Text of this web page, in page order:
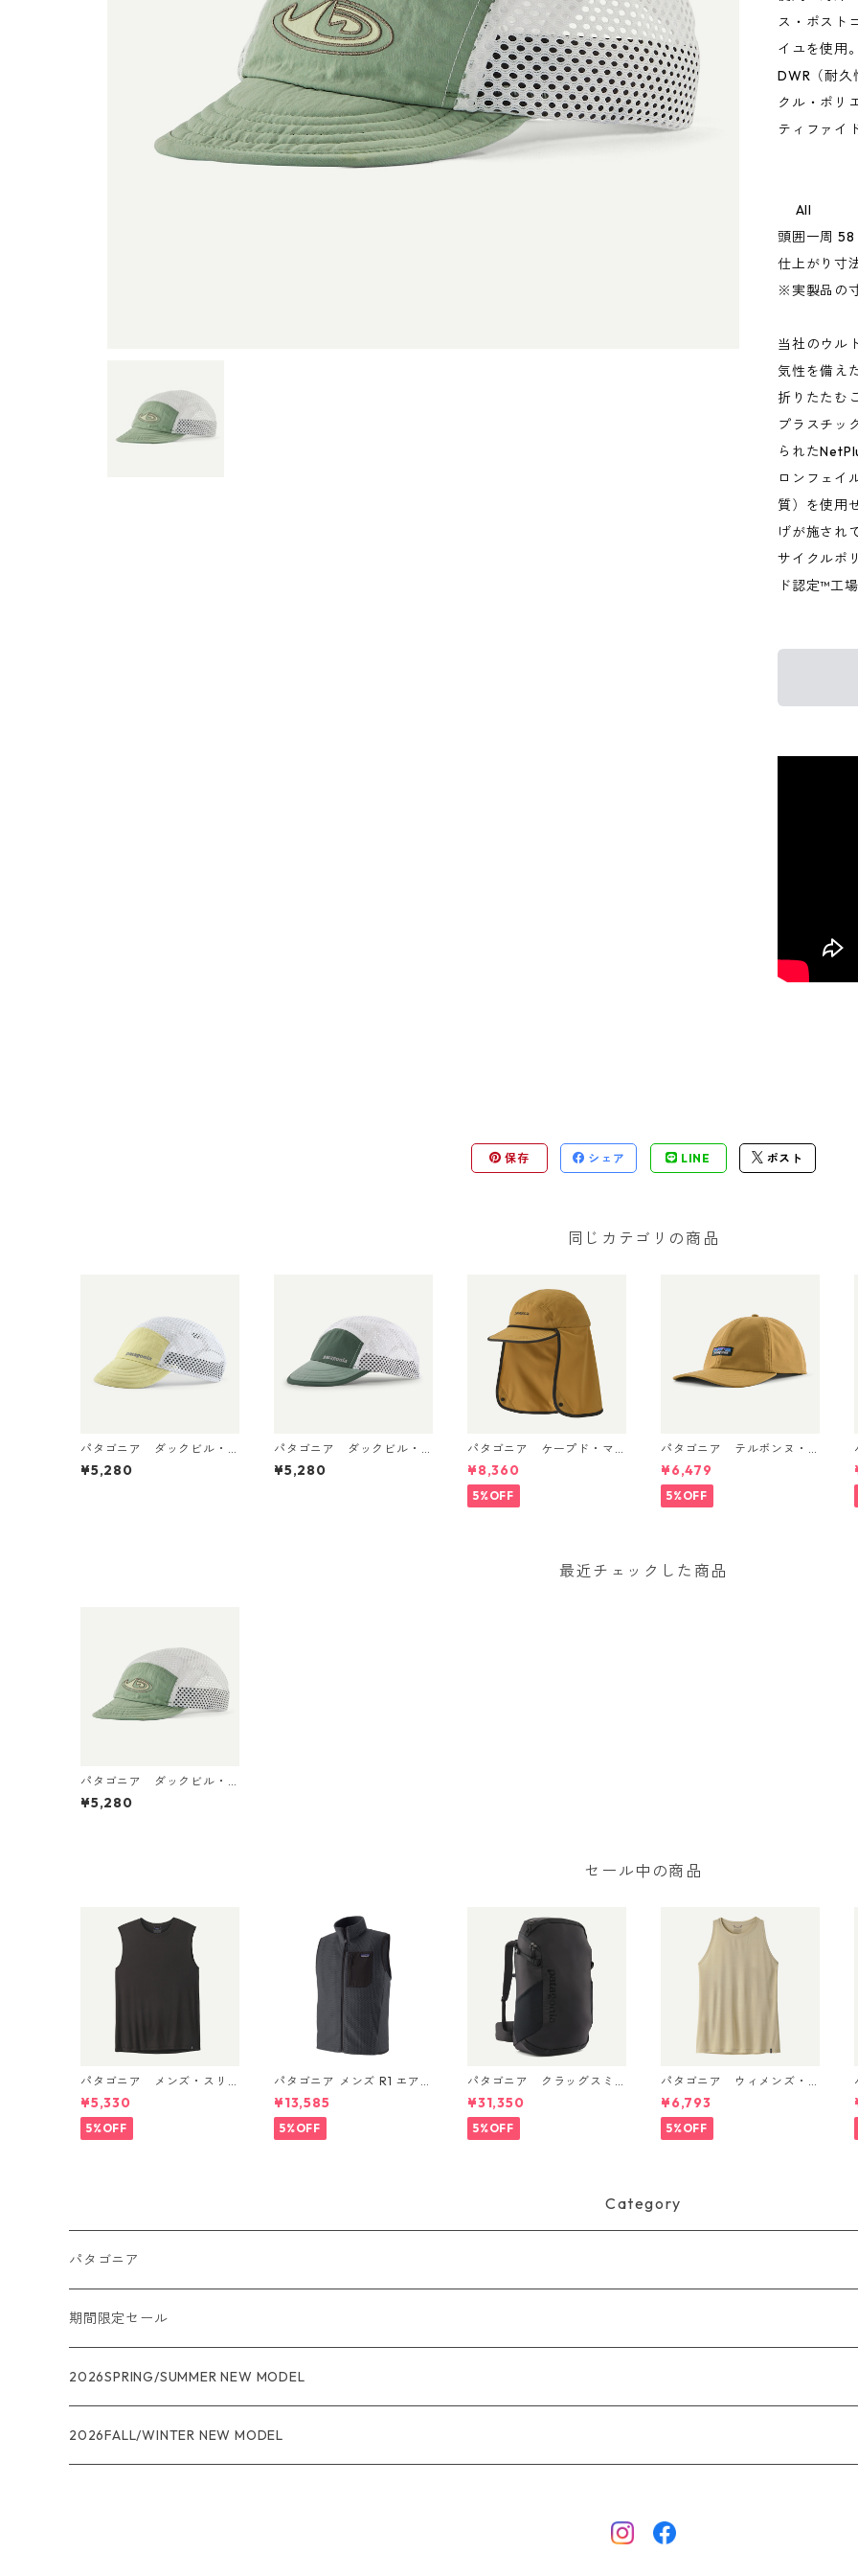
ス・ポスト
イユを使用
DWR（耐
クル・ポリ
ティファイ
All
頭囲一周 58
仕上がり寸
※実製品の
当社のウル
気性を備え
折りたたむ
プラスチッ
られた
ロンフェイ
質）を使用
げが施され
サイクルポ
ド認定™工
保存 シェア LINE ポスト
同じカテゴリの商品
パタゴニア ダックビル・
キャップ Vellum Green
28818 日本正規品
¥5,280
パタゴニア ダックビル・
キャップ Canopy Green
28818 日本正規品
¥5,280
パタゴニア ケープド・マ
ーガンザー・ハット Bobca
t Brown 33570
¥8,360
5%OFF
パタゴニア テルボンヌ・
ハット (カラー Bobcat Br
own) Patagonia Terrebon
ne Hat 日本正規品 製品番
号 33317
¥6,479
5%OFF
最近チェックした商品
パタゴニア ダックビル・
キャップ （カラー Viento
s: Ellwood Green） Patag
¥5,280
セール中の商品
パタゴニア メンズ・スリ
ーブレス・キャプリーン・
クール・デイリー・シャ
ツ (カラー Black) Patago
nia Men's Sleeveless Capil
¥5,330
5%OFF
パタゴニア メンズ R1 エア
ベスト 40285 Smolder Blu
e
¥13,585
5%OFF
パタゴニア クラッグスミ
ス パック 45L ブラック 480
66 Patagonia Cragsmith
Pack 日本正規品
¥31,350
5%OFF
パタゴニア ウィメンズ・
キャプリーン・クール・ウ
ルトラ・タンク Pumice - D
yno White X-Dye 44740
日本正規品
¥6,793
5%OFF
Category
パタゴニア
メンズ
R1
R1エア
ウィメンズ
R1
ジャケット・アウター
期間限定セール
★★★
レインウェアー
2026SPRING/SUMMER NEW MODEL
2026FALL/WINTER NEW MODEL